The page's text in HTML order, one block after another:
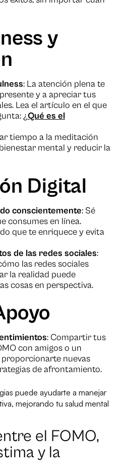
y
: La atención plena te
y a apreciar tus
Lea el artículo en el que
¿Qué es el
tiempo a la meditación
mental y reducir la
Digital
conscientemente: Sé
consumes en línea.
que te enriquece y evita
de las redes sociales:
las redes sociales
la realidad puede
cosas en perspectiva.
: Compartir tus
con amigos o un
nuevas
de afrontamiento.
puede ayudarte a manejar
mejorando tu salud mental
el FOMO,
y la